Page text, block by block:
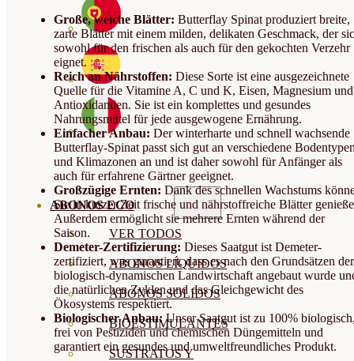
ABONOS ECO
VER TODOS
ABONOS LÍQUIDOS
ABONOS SOLIDOS
BIOESTIMULANTES
SUSTRATOS Y
Große, weiche Blätter: Butterflay Spinat produziert breite,
zarte Blätter mit einem milden, delikaten Geschmack, der
sowohl für den frischen als auch für den gekochten Verzehr
eignet.
Reich an Nährstoffen: Diese Sorte ist eine ausgezeichnete
Quelle für die Vitamine A, C und K, Eisen, Magnesium und
Antioxidantien. Sie ist ein komplettes und gesundes
Nahrungsmittel für jede ausgewogene Ernährung.
Einfacher Anbau: Der winterharte und schnell wachsende
Butterflay-Spinat passt sich gut an verschiedene
und Klimazonen an und ist daher sowohl für Anfänger als
auch für erfahrene Gärtner geeignet.
Großzügige Ernten: Dank des schnellen Wachstums
Sie in kurzer Zeit frische und nährstoffreiche Blätter
Außerdem ermöglicht sie mehrere Ernten während der
Saison.
Demeter-Zertifizierung: Dieses Saatgut ist Demeter-
zertifiziert, was garantiert, dass es nach den Grundsätzen der
biologisch-dynamischen Landwirtschaft angebaut wurde
die natürlichen Zyklen und das Gleichgewicht des
Ökosystems respektiert.
Biologischer Anbau: Unser Saatgut ist zu 100%
frei von Pestiziden und chemischen Düngemitteln und
garantiert ein gesundes und umweltfreundliches Produkt.